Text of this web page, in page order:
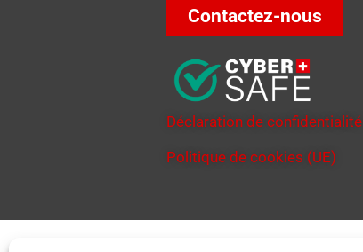
Contactez-nous
Déclaration de confidentialité
Politique de cookies (UE)